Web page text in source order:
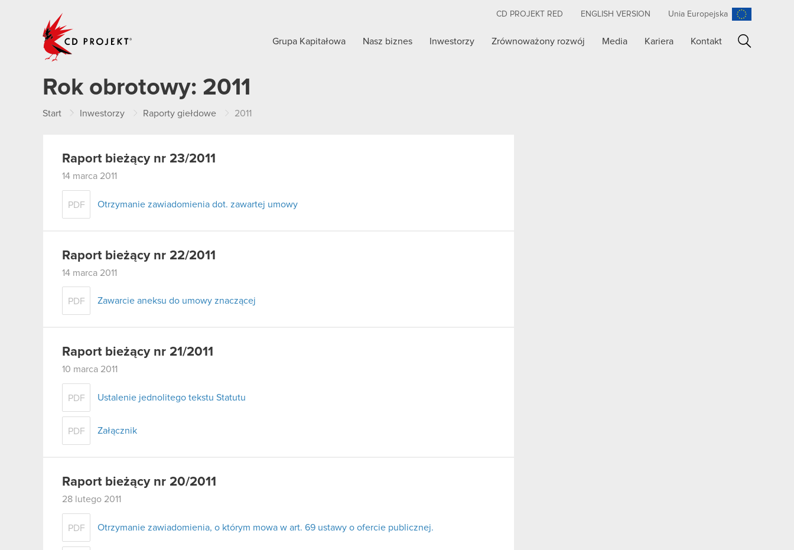
CD PROJEKT RED ENGLISH VERSION Unia Europejska
Grupa Kapitałowa Nasz biznes Inwestorzy Zrównoważony rozwój Media Kariera Kontakt
Rok obrotowy: 2011
Start Inwestorzy Raporty giełdowe 2011
Raport bieżący nr 23/2011
14 marca 2011
PDF Otrzymanie zawiadomienia dot. zawartej umowy
Raport bieżący nr 22/2011
14 marca 2011
PDF Zawarcie aneksu do umowy znaczącej
Raport bieżący nr 21/2011
10 marca 2011
PDF Ustalenie jednolitego tekstu Statutu
PDF Załącznik
Raport bieżący nr 20/2011
28 lutego 2011
PDF Otrzymanie zawiadomienia, o którym mowa w art. 69 ustawy o ofercie publicznej.